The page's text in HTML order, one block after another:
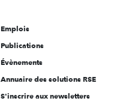
Emplois
Publications
Évènements
Annuaire des solutions RSE
S'inscrire aux newsletters